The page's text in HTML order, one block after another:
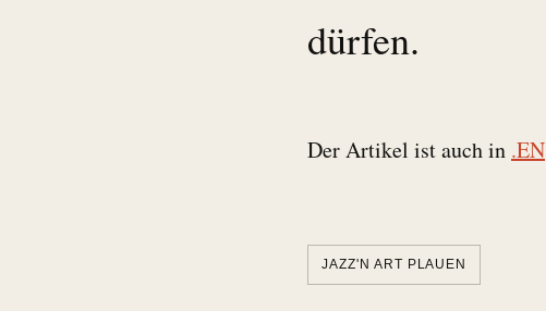
dürfen.
Der Artikel ist auch in .EN
JAZZ'N ART PLAUEN